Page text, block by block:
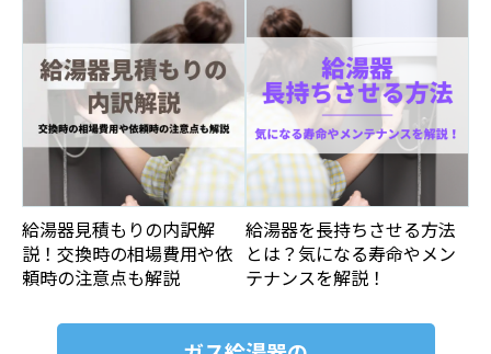
給湯器見積もりの内訳解
説！交換時の相場費用や依
頼時の注意点も解説
給湯器を長持ちさせる方法
とは？気になる寿命やメン
テナンスを解説！